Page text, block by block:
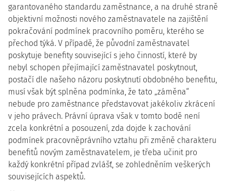
garantovaného standardu zaměstnance, a na druhé straně
objektivní možnosti nového zaměstnavatele na zajištění
pokračování podmínek pracovního poměru, kterého se
přechod týká. V případě, že původní zaměstnavatel
poskytuje benefity související s jeho činností, které by
nebyl schopen přejímající zaměstnavatel poskytnout,
postačí dle našeho názoru poskytnutí obdobného benefitu,
musí však být splněna podmínka, že tato „záměna“
nebude pro zaměstnance představovat jakékoliv zkrácení
v jeho právech. Právní úprava však v tomto bodě není
zcela konkrétní a posouzení, zda dojde k zachování
podmínek pracovněprávního vztahu při změně charakteru
benefitů novým zaměstnavatelem, je třeba učinit pro
každý konkrétní případ zvlášť, se zohledněním veškerých
souvisejících aspektů.